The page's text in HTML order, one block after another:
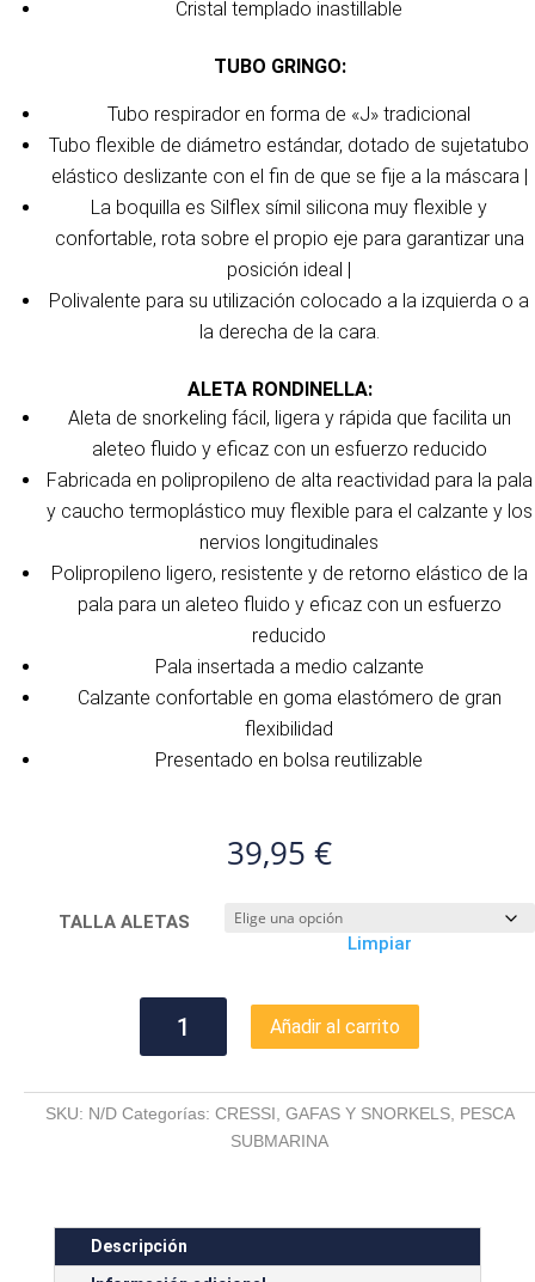
Cristal templado inastillable
TUBO GRINGO:
Tubo respirador en forma de «J» tradicional
Tubo flexible de diámetro estándar, dotado de sujetatubo
elástico deslizante con el fin de que se fije a la máscara |
La boquilla es Silflex símil silicona muy flexible y
confortable, rota sobre el propio eje para garantizar una
posición ideal |
Polivalente para su utilización colocado a la izquierda o a
la derecha de la cara.
ALETA RONDINELLA:
Aleta de snorkeling fácil, ligera y rápida que facilita un
aleteo fluido y eficaz con un esfuerzo reducido
Fabricada en polipropileno de alta reactividad para la pala
y caucho termoplástico muy flexible para el calzante y los
nervios longitudinales
Polipropileno ligero, resistente y de retorno elástico de la
pala para un aleteo fluido y eficaz con un esfuerzo
reducido
Pala insertada a medio calzante
Calzante confortable en goma elastómero de gran
flexibilidad
Presentado en bolsa reutilizable
39,95 €
TALLA ALETAS
Limpiar
RONDINELLA
Añadir al carrito
SKU: N/D Categorías: CRESSI GAFAS Y SNORKELS, PESCA
SUBMARINA
Descripción